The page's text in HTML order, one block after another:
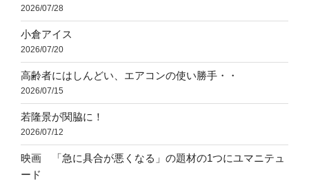
2026/07/28
小倉アイス
2026/07/20
高齢者にはしんどい、エアコンの使い勝手・・
2026/07/15
若隆景が関脇に！
2026/07/12
映画 「急に具合が悪くなる」の題材の1つにユマニテュ
ード